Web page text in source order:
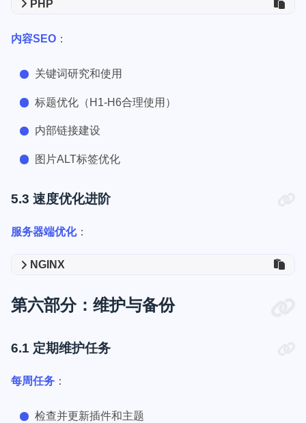
PHP
内容SEO ：
关键词研究和使用
标题优化（H1-H6合理使用）
内部链接建设
图片ALT标签优化
5.3 速度优化进阶
服务器端优化：
NGINX
第六部分：维护与备份
6.1 定期维护任务
每周任务 ：
检查并更新插件和主题